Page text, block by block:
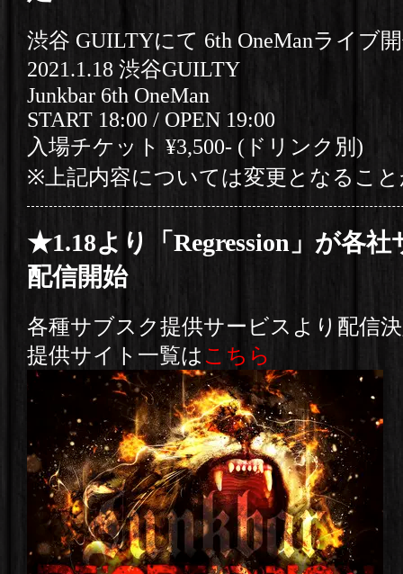
渋谷 GUILTYにて 6th OneManライブ
2021.1.18 渋谷GUILTY
Junkbar 6th OneMan
START 18:00 / OPEN 19:00
入場チケット ¥3,500- (ドリンク別)
※上記内容については変更となるこ
★1.18より「Regression」が各
配信開始
各種サブスク提供サービスより配信
提供サイト一覧はこちら